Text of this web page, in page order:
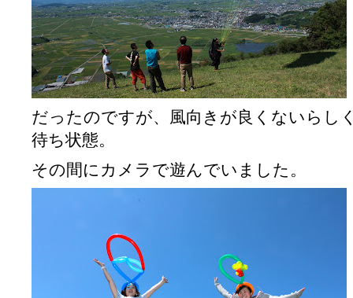
だったのですが、風向きが良くないらし
待ち状態。
その間にカメラで遊んでいました。